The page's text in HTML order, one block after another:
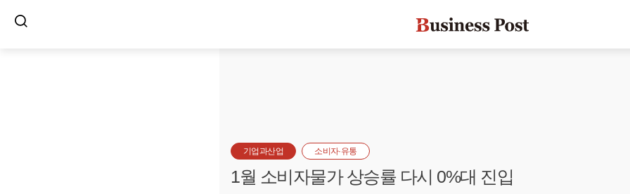
기업과산업 소비자·유통
1월 소비자물가 상승률 다시 0%대 진입